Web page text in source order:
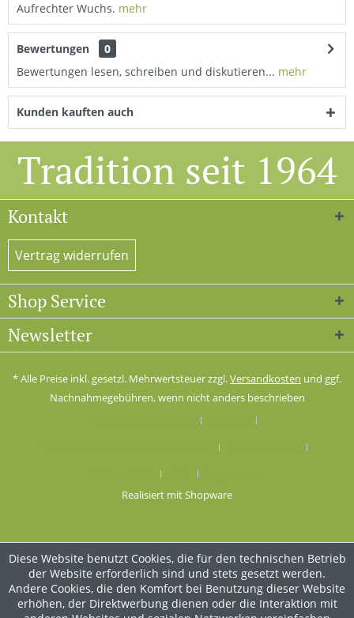
Aufrechter Wuchs. mehr
Bewertungen
0
Bewertungen lesen, schreiben und diskutieren... mehr
Kunden kauften auch
Tradition seit 1964
Kontakt
Vertrag widerrufen
Shop Service
Newsletter
* Alle Preise inkl. gesetzl. Mehrwertsteuer zzgl.Versandkosten und ggf.
Nachnahmegebühren, wenn nicht anders beschrieben
Realisiert mit Shopware
Diese Website benutzt Cookies, die für den technischen Betrieb
der Website erforderlich sind und stets gesetzt werden.
Andere Cookies, die den Komfort bei Benutzung dieser Website
erhöhen, der Direktwerbung dienen oder die Interaktion mit